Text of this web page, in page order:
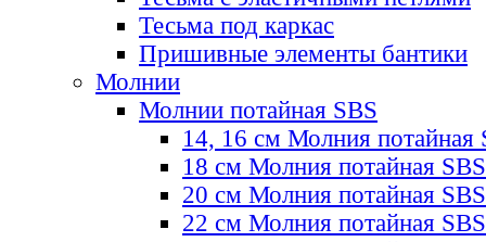
Тесьма под каркас
Пришивные элементы бантики
Молнии
Молнии потайная SBS
14, 16 см Молния потайная
18 см Молния потайная SBS
20 см Молния потайная SBS
22 см Молния потайная SBS